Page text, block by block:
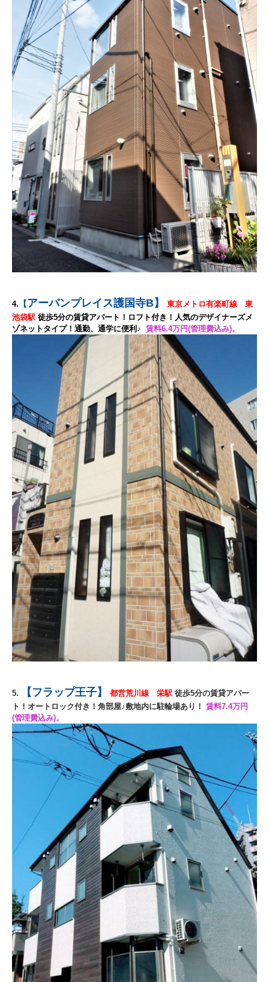
4. 【アーバンプレイス護国寺B】
東京メトロ有楽町線 東
池袋駅 徒歩5分の賃貸アパート！ロフト付き！人気のデザイナーズメ
ゾネットタイプ！通勤、通学に便利♪ 賃料6.4万円(管理費込み)。
5. 【 フラップ王子】 都営荒川線 栄駅 徒歩5分の賃貸アパー
ト！オートロック付き！角部屋♪敷地内に駐輪場あり！ 賃料7.4万円
(管理費込み)。